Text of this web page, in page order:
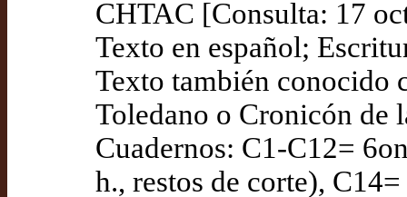
CHTAC [Consulta: 17
Texto en español;
Texto también conocido
Toledano o Cronicón de
Cuadernos: C1-C12=
h., restos de corte),